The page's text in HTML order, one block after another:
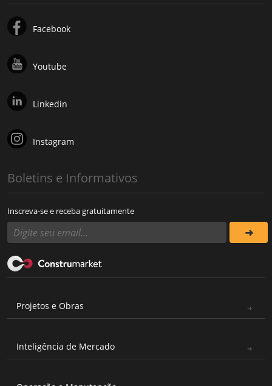
Facebook
Youtube
Linkedin
Instagram
Boletins e Informativos
Inscreva-se e receba gratuitamente
Projetos e Obras
Inteligência de Mercado